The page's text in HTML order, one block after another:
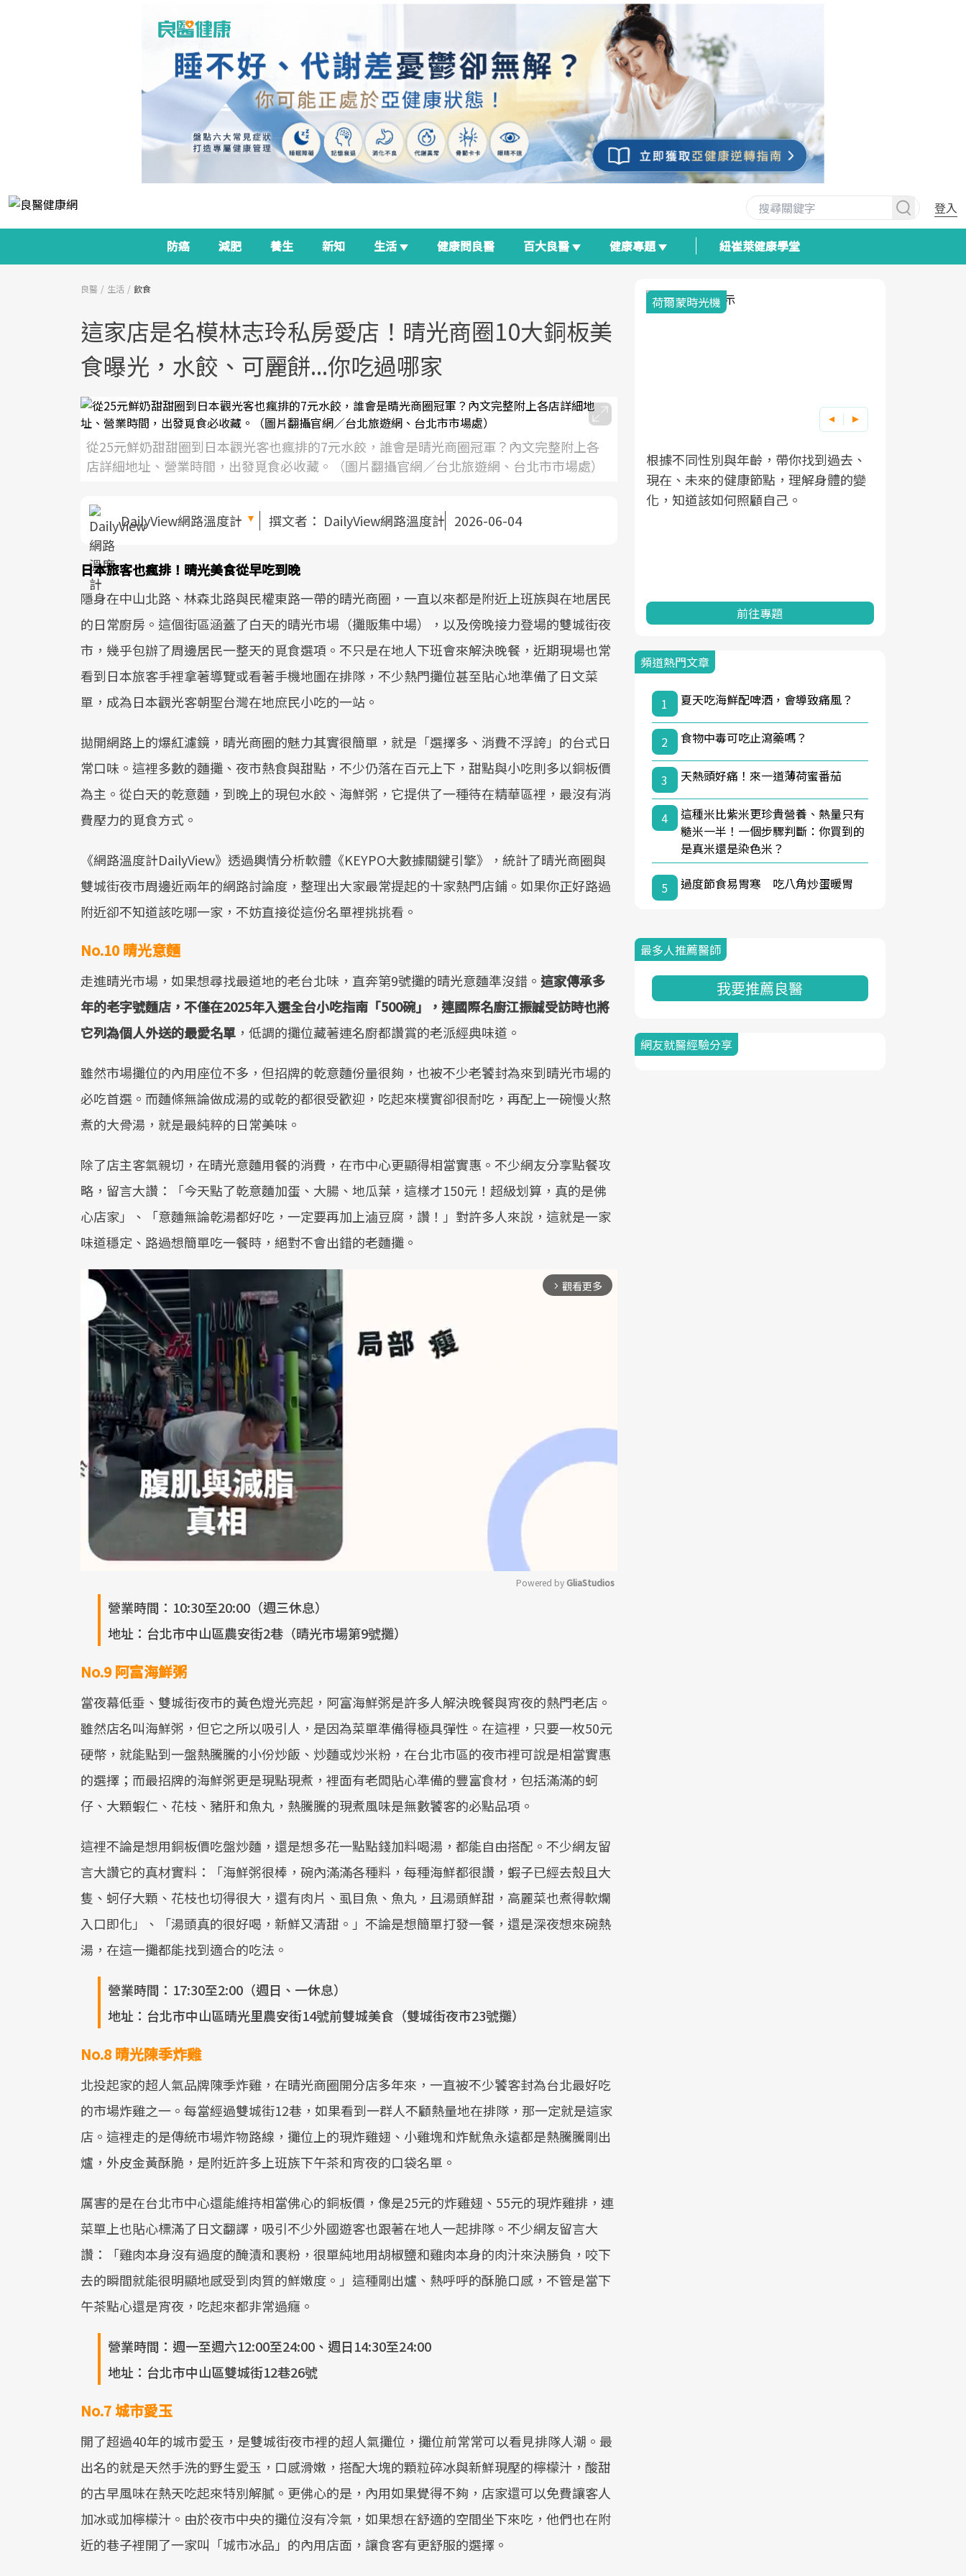
登入
防癌 減肥 養生 新知 生活 健康問良醫 百大良醫 健康專題 紐崔萊健康學堂
良醫 生活 飲食
這家店是名模林志玲私房愛店！晴光商圈10大銅板美
食曝光，水餃、可麗餅...你吃過哪家
從25元鮮奶甜甜圈到日本觀光客也瘋排的7元水餃，誰會是晴光商圈冠軍？內文完整附上各
店詳細地址、營業時間，出發覓食必收藏。（圖片翻攝官網／台北旅遊網、台北市市場處）
DailyView網路溫度計 撰文者： DailyView網路溫度計 2026-06-04
日本旅客也瘋排！晴光美食從早吃到晚
隱身在中山北路、林森北路與民權東路一帶的晴光商圈，一直以來都是附近上班族與在地居民
的日常廚房。這個街區涵蓋了白天的晴光市場（攤販集中場），以及傍晚接力登場的雙城街夜
市，幾乎包辦了周邊居民一整天的覓食選項。不只是在地人下班會來解決晚餐，近期現場也常
看到日本旅客手裡拿著導覽或看著手機地圖在排隊，不少熱門攤位甚至貼心地準備了日文菜
單，成為日本觀光客朝聖台灣在地庶民小吃的一站。
拋開網路上的爆紅濾鏡，晴光商圈的魅力其實很簡單，就是「選擇多、消費不浮誇」的台式日
常口味。這裡多數的麵攤、夜市熱食與甜點，不少仍落在百元上下，甜點與小吃則多以銅板價
為主。從白天的乾意麵，到晚上的現包水餃、海鮮粥，它提供了一種待在精華區裡，最沒有消
費壓力的覓食方式。
《網路溫度計DailyView》透過輿情分析軟體《KEYPO大數據關鍵引擎》，統計了晴光商圈與
雙城街夜市周邊近兩年的網路討論度，整理出大家最常提起的十家熱門店鋪。如果你正好路過
附近卻不知道該吃哪一家，不妨直接從這份名單裡挑挑看。
No.10 晴光意麵
走進晴光市場，如果想尋找最道地的老台北味，直奔第9號攤的晴光意麵準沒錯。 這家傳承多
年的老字號麵店，不僅在2025年入選全台小吃指南「500碗」，連國際名廚江振誠受訪時也將
它列為個人外送的最愛名單 ，低調的攤位藏著連名廚都讚賞的老派經典味道。
雖然市場攤位的內用座位不多，但招牌的乾意麵份量很夠，也被不少老饕封為來到晴光市場的
必吃首選。而麵條無論做成湯的或乾的都很受歡迎，吃起來樸實卻很耐吃，再配上一碗慢火熬
煮的大骨湯，就是最純粹的日常美味。
除了店主客氣親切，在晴光意麵用餐的消費，在市中心更顯得相當實惠。不少網友分享點餐攻
略，留言大讚：「今天點了乾意麵加蛋、大腸、地瓜葉，這樣才150元！超級划算，真的是佛
心店家」、「意麵無論乾湯都好吃，一定要再加上滷豆腐，讚！」對許多人來說，這就是一家
味道穩定、路過想簡單吃一餐時，絕對不會出錯的老麵攤。
arrow_forward_ios 觀看更多
Powered by GliaStudios
營業時間：10:30至20:00（週三休息）
地址：台北市中山區農安街2巷（晴光市場第9號攤）
No.9 阿富海鮮粥
當夜幕低垂、雙城街夜市的黃色燈光亮起，阿富海鮮粥是許多人解決晚餐與宵夜的熱門老店。
雖然店名叫海鮮粥，但它之所以吸引人，是因為菜單準備得極具彈性。在這裡，只要一枚50元
硬幣，就能點到一盤熱騰騰的小份炒飯、炒麵或炒米粉，在台北市區的夜市裡可說是相當實惠
的選擇；而最招牌的海鮮粥更是現點現煮，裡面有老闆貼心準備的豐富食材，包括滿滿的蚵
仔、大顆蝦仁、花枝、豬肝和魚丸，熱騰騰的現煮風味是無數饕客的必點品項。
這裡不論是想用銅板價吃盤炒麵，還是想多花一點點錢加料喝湯，都能自由搭配。不少網友留
言大讚它的真材實料：「海鮮粥很棒，碗內滿滿各種料，每種海鮮都很讚，蝦子已經去殼且大
隻、蚵仔大顆、花枝也切得很大，還有肉片、虱目魚、魚丸，且湯頭鮮甜，高麗菜也煮得軟爛
入口即化」、「湯頭真的很好喝，新鮮又清甜。」不論是想簡單打發一餐，還是深夜想來碗熱
湯，在這一攤都能找到適合的吃法。
營業時間：17:30至2:00（週日、一休息）
地址：台北市中山區晴光里農安街14號前雙城美食（雙城街夜市23號攤）
No.8 晴光陳季炸雞
北投起家的超人氣品牌陳季炸雞，在晴光商圈開分店多年來，一直被不少饕客封為台北最好吃
的市場炸雞之一。每當經過雙城街12巷，如果看到一群人不顧熱量地在排隊，那一定就是這家
店。這裡走的是傳統市場炸物路線，攤位上的現炸雞翅、小雞塊和炸魷魚永遠都是熱騰騰剛出
爐，外皮金黃酥脆，是附近許多上班族下午茶和宵夜的口袋名單。
厲害的是在台北市中心還能維持相當佛心的銅板價，像是25元的炸雞翅、55元的現炸雞排，連
菜單上也貼心標滿了日文翻譯，吸引不少外國遊客也跟著在地人一起排隊。不少網友留言大
讚：「雞肉本身沒有過度的醃漬和裹粉，很單純地用胡椒鹽和雞肉本身的肉汁來決勝負，咬下
去的瞬間就能很明顯地感受到肉質的鮮嫩度。」這種剛出爐、熱呼呼的酥脆口感，不管是當下
午茶點心還是宵夜，吃起來都非常過癮。
營業時間：週一至週六12:00至24:00、週日14:30至24:00
地址：台北市中山區雙城街12巷26號
No.7 城市愛玉
開了超過40年的城市愛玉，是雙城街夜市裡的超人氣攤位，攤位前常常可以看見排隊人潮。最
出名的就是天然手洗的野生愛玉，口感滑嫩，搭配大塊的顆粒碎冰與新鮮現壓的檸檬汁，酸甜
的古早風味在熱天吃起來特別解膩。更佛心的是，內用如果覺得不夠，店家還可以免費讓客人
加冰或加檸檬汁。由於夜市中央的攤位沒有冷氣，如果想在舒適的空間坐下來吃，他們也在附
近的巷子裡開了一家叫「城市冰品」的內用店面，讓食客有更舒服的選擇。
面對超高齡社會的浪潮，台灣正在快速
邁向「健康照護」的新時代。隨著國家
照3.0」的推進，「預防醫學」已成全民
2025年，就到良醫生活祭體驗「一站式
健康新生活」，從講座、體驗到運動，
良醫健康網從「換季的身體變化」出
發，透過醫學觀點與日常感受的對話，
改善行動。
荷爾蒙時光機
根據不同性別與年齡，帶你找到過去、
現在、未來的健康節點，理解身體的變
化，知道該如何照顧自己。
前往專題
頻道熱門文章
1 夏天吃海鮮配啤酒，會導致痛風？
2 食物中毒可吃止瀉藥嗎？
3 天熱頭好痛！來一道薄荷蜜番茄
4
這種米比紫米更珍貴營養、熱量只有
糙米一半！一個步驟判斷：你買到的
是真米還是染色米？
5 過度節食易胃寒 吃八角炒蛋暖胃
最多人推薦醫師
我要推薦良醫
網友就醫經驗分享